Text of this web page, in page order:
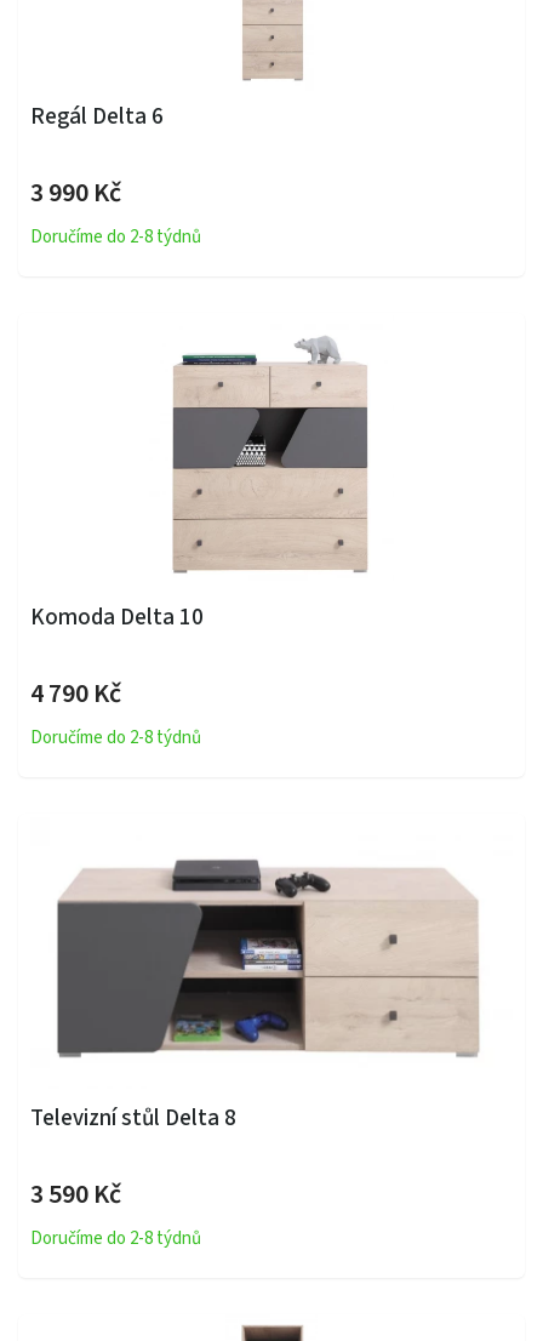
Regál Delta 6
3 990 Kč
Doručíme do 2-8 týdnů
Komoda Delta 10
4 790 Kč
Doručíme do 2-8 týdnů
Televizní stůl Delta 8
3 590 Kč
Doručíme do 2-8 týdnů